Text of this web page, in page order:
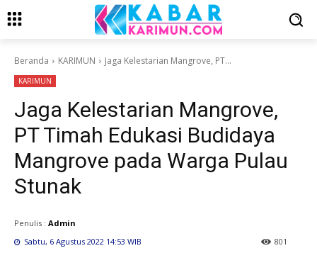
Beranda KARIMUN Jaga Kelestarian Mangrove, PT...
KARIMUN
Jaga Kelestarian Mangrove,
PT Timah Edukasi Budidaya
Mangrove pada Warga Pulau
Stunak
Penulis : Admin
Sabtu, 6 Agustus 2022 14:53 WIB
801